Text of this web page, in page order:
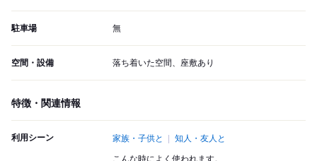
駐車場 無
空間・設備 落ち着いた空間、座敷あり
特徴・関連情報
利用シーン 家族・子供と 知人・友人と